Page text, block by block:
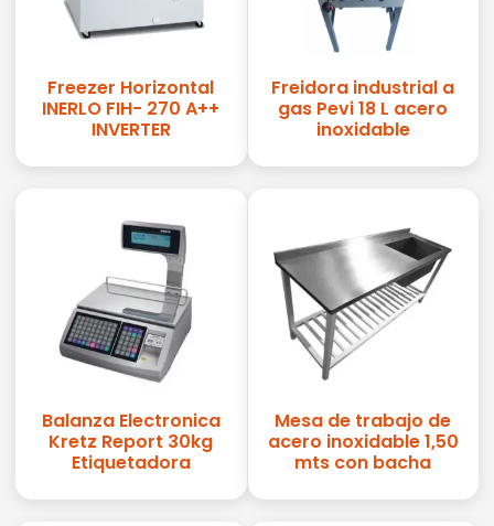
Freezer Horizontal
INERLO FIH- 270 A++
INVERTER
Freidora industrial a
gas Pevi 18 L acero
inoxidable
Balanza Electronica
Kretz Report 30kg
Etiquetadora
Mesa de trabajo de
acero inoxidable 1,50
mts con bacha